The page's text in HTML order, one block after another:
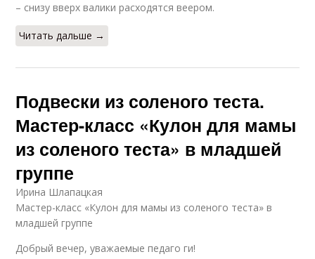
– снизу вверх валики расходятся веером.
Читать дальше →
Подвески из соленого теста.
Мастер-класс «Кулон для мамы
из соленого теста» в младшей
группе
Ирина Шлапацкая
Мастер-класс «Кулон для мамы из соленого теста» в
младшей группе
Добрый вечер, уважаемые педаго ги!